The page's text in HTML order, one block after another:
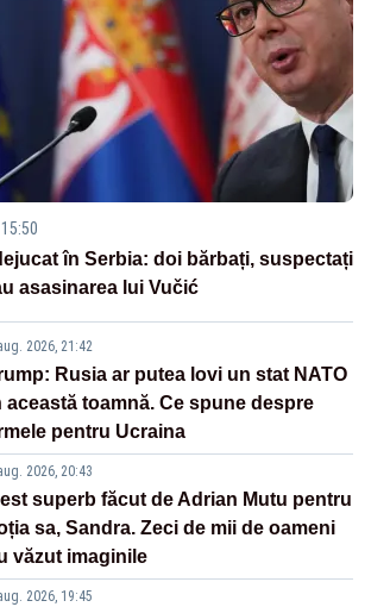
în Serbia: doi bărbați, suspectați
asasinarea lui Vučić
2026, 21:42
Rusia ar putea lovi un stat NATO
această toamnă. Ce spune despre
pentru Ucraina
2026, 20:43
superb făcut de Adrian Mutu pentru
sa, Sandra. Zeci de mii de oameni
văzut imaginile
2026, 19:45